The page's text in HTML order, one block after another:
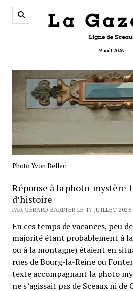
9 août 2026
Photo Yvon Bellec
Réponse à la photo-mystère
d’histoire
PAR GÉRARD BARDIER LE 17 JUILLET 2025
En ces temps de vacances, peu
majorité étant probablement à
ou à la montagne) étaient en
rues de Bourg-la-Reine ou
texte accompagnant la photo
ne s’agissait pas de Sceaux ni